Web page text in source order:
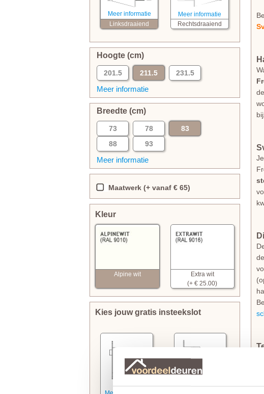
Meer informatie
Linksdraaiend
Meer informatie
Rechtsdraaiend
Hoogte (cm)
201.5 211.5
231.5
Meer informatie
Breedte (cm)
73 78
83
88
93
Meer informatie
Maatwerk (+ vanaf € 65)
Kleur
Alpine wit
Extra wit
(+ € 25.00)
Kies jouw gratis insteekslot
de